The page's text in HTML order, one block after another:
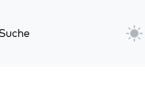
Suche